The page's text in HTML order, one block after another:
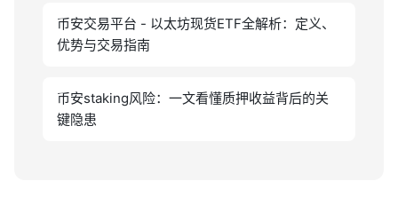
币安交易平台 - 以太坊现货ETF全解析：定义、
优势与交易指南
币安staking风险：一文看懂质押收益背后的关
键隐患